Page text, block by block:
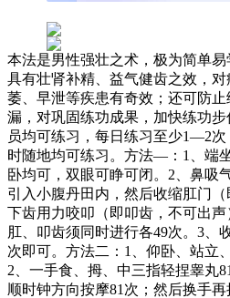
本法是男性强壮之术，极为简单易
具有壮肾补精、益气健齿之效，
萎、早泄等疾患有奇效；还可防
漏，对巩固练功成果，加快练功
员均可练习，每日练习至少1—2
时随地均可练习。方法—：1、端
卧均可，双眼可睁可闭。2、鼻吸
引入小腹丹田内，然后收缩肛门
下齿用力咬叩（即叩齿，不可出
肛、叩齿须同时进行各49次。3、
次即可。方法二：1、仰卧、站立
2、一手食、拇、中三指轻捏睾丸
顺时钟方向按摩81次；然后换手